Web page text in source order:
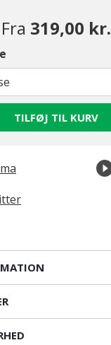
Fra 319,00 kr.
TILFØJ TIL KURV